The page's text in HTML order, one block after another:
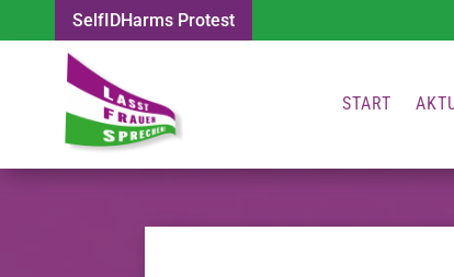
SelfIDHarms Protest
START